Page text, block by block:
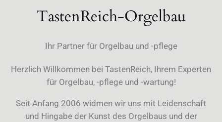
TastenReich-Orgelbau
Ihr Partner für Orgelbau und -pflege
Herzlich Willkommen bei TastenReich, Ihrem Experten
für Orgelbau, -pflege und -wartung!
Seit Anfang 2006 widmen wir uns mit Leidenschaft
und Hingabe der Kunst des Orgelbaus und der